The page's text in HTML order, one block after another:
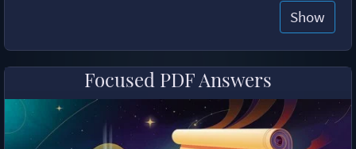
Show
Focused PDF Answers